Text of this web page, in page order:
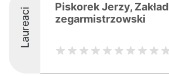
Laureaci
Piskorek Jerzy, Zakład
zegarmistrzowski